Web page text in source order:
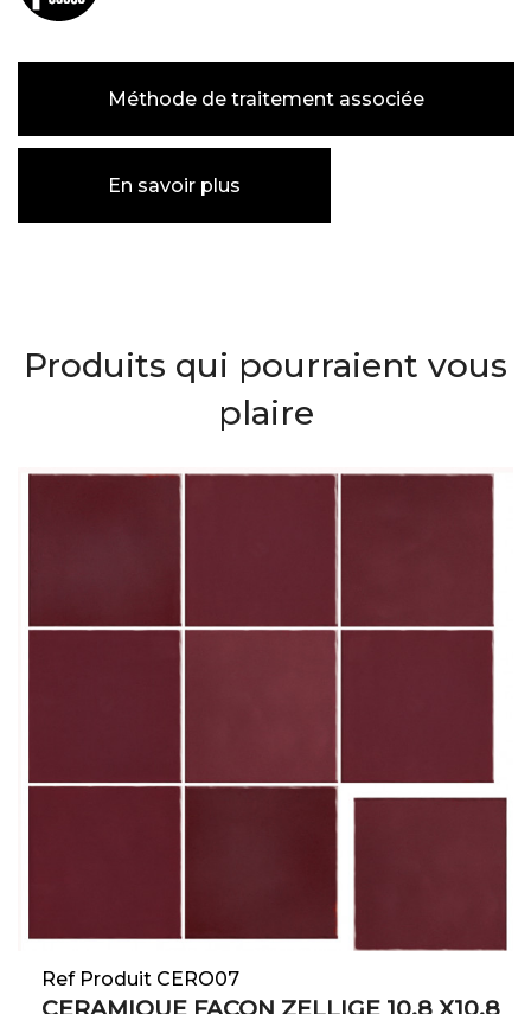
Méthode de traitement associée
En savoir plus
Produits qui pourraient vous
plaire
Ref Produit CERO07